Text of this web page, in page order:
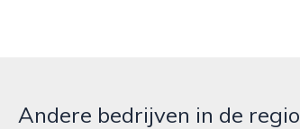
Andere bedrijven in de regio